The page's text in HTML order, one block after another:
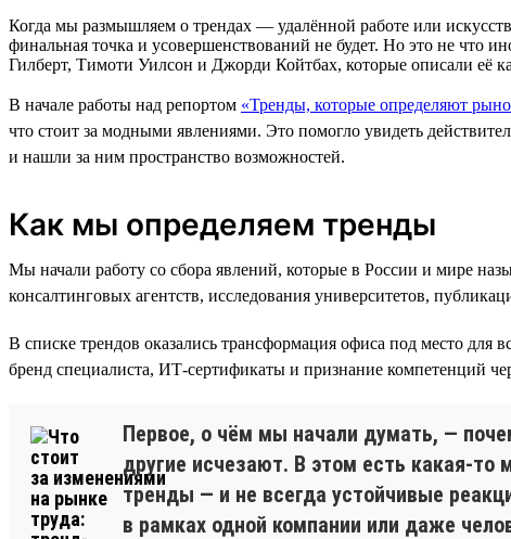
Когда мы размышляем о трендах — удалённой работе или
финальная точка и усовершенствований не будет. Но это не
Гилберт, Тимоти Уилсон и Джорди Койтбах, которые описали её
В начале работы над репортом «Тренды, которые определяют
что стоит за модными явлениями. Это помогло увидеть
и нашли за ним пространство возможностей.
Как мы определяем тренды
Мы начали работу со сбора явлений, которые в России и мире
консалтинговых агентств, исследования университетов,
В списке трендов оказались трансформация офиса под место
бренд специалиста, ИТ-сертификаты и признание компетенций
Первое, о чём мы начали думать, —
другие исчезают. В этом есть какая-
тренды — и не всегда устойчивые
в рамках одной компании или даже